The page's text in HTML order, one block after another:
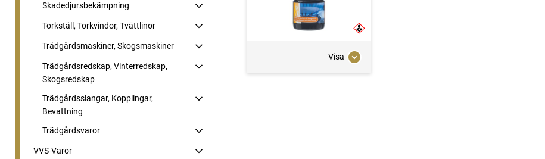
Skadedjursbekämpning
Torkställ, Torkvindor, Tvättlinor
Trädgårdsmaskiner, Skogsmaskiner
Trädgårdsredskap, Vinterredskap,
Skogsredskap
Trädgårdsslangar, Kopplingar,
Bevattning
Trädgårdsvaror
VVS-Varor
Visa